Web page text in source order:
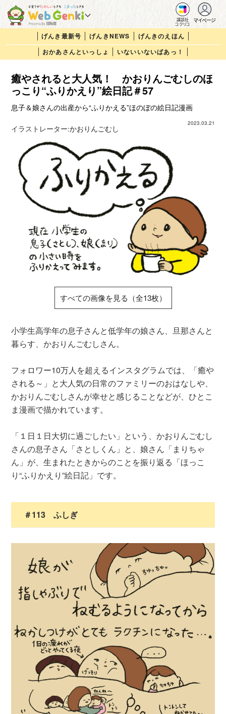
講談社
コクリコ
マイページ
げんき最新号 げんきNEWS
げんきのえほん
おかあさんといっしょ
いないいないばあっ！
癒やされると大人気！ かおりんごむしのほ
っこり“ふりかえり”絵日記＃57
息子＆娘さんの出産から“ふりかえる”ほのぼの絵日記漫画
2023.03.21
イラストレーター:かおりんごむし
すべての画像を見る（全13枚）
小学生高学年の息子さんと低学年の娘さん、旦那さんと
暮らす、かおりんごむしさん。
フォロワー10万人を超えるインスタグラムでは、「癒や
される～」と大人気の日常のファミリーのおはなしや、
かおりんごむしさんが幸せと感じることなどが、ひとこ
ま漫画で描かれています。
「１日１日大切に過ごしたい」という、かおりんごむし
さんの息子さん「さとしくん」と、娘さん「まりちゃ
ん」が、生まれたときからのことを振り返る「ほっこ
り“ふりかえり”絵日記」です。
＃113 ふしぎ